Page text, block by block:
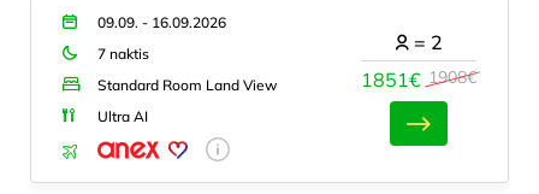
09.09. - 16.09.2026
7 naktis
Standard Room Land View
Ultra AI
1851€ 1908€
= 2